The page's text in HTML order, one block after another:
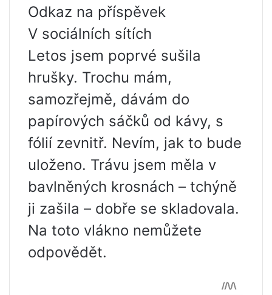
Odkaz na příspěvek
V sociálních sítích
Letos jsem poprvé sušila
hrušky. Trochu mám,
samozřejmě, dávám do
papírových sáčků od kávy, s
fólií zevnitř. Nevím, jak to bude
uloženo. Trávu jsem měla v
bavlněných krosnách – tchýně
ji zašila – dobře se skladovala.
Na toto vlákno nemůžete
odpovědět.